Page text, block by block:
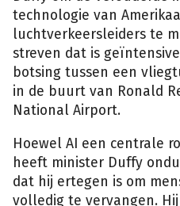
technologie van
luchtverkeersleiders te
streven dat is
botsing tussen een
in de buurt van Ronald
National Airport.
Hoewel AI een centrale
heeft minister Duffy
dat hij ertegen is om
volledig te vervangen.